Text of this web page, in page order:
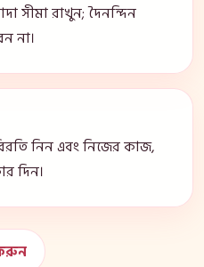
সীমা রাখুন; দৈনন্দিন
না।
নিন এবং নিজের কাজ,
দিন।